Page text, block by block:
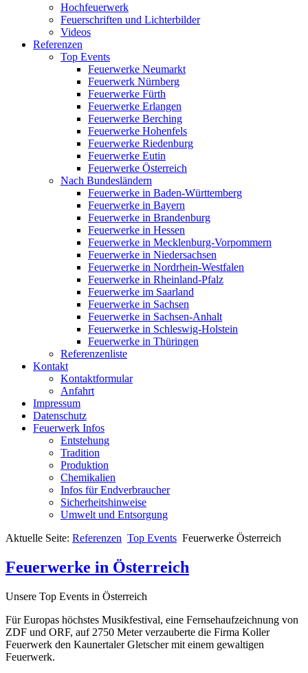
Hochfeuerwerk
Feuerschriften und Lichterbilder
Videos
Referenzen
Top Events
Feuerwerke Neumarkt
Feuerwerk Nürnberg
Feuerwerke Fürth
Feuerwerke Erlangen
Feuerwerke Berching
Feuerwerke Hohenfels
Feuerwerke Riedenburg
Feuerwerke Eutin
Feuerwerke Österreich
Nach Bundesländern
Feuerwerke in Baden-Württemberg
Feuerwerke in Bayern
Feuerwerke in Brandenburg
Feuerwerke in Hessen
Feuerwerke in Mecklenburg-Vorpommern
Feuerwerke in Niedersachsen
Feuerwerke in Nordrhein-Westfalen
Feuerwerke in Rheinland-Pfalz
Feuerwerke im Saarland
Feuerwerke in Sachsen
Feuerwerke in Sachsen-Anhalt
Feuerwerke in Schleswig-Holstein
Feuerwerke in Thüringen
Referenzenliste
Kontakt
Kontaktformular
Anfahrt
Impressum
Datenschutz
Feuerwerk Infos
Entstehung
Tradition
Produktion
Chemikalien
Infos für Endverbraucher
Sicherheitshinweise
Umwelt und Entsorgung
Aktuelle Seite: Referenzen Top Events Feuerwerke Österreich
Feuerwerke in Österreich
Unsere Top Events in Österreich
Für Europas höchstes Musikfestival, eine Fernsehaufzeichnung von
ZDF und ORF, auf 2750 Meter verzauberte die Firma Koller
Feuerwerk den Kaunertaler Gletscher mit einem gewaltigen
Feuerwerk.